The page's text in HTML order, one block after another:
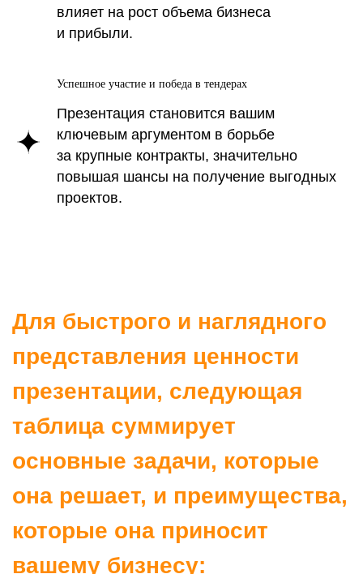
влияет на рост объема бизнеса
и прибыли.
Успешное участие и победа в тендерах
Презентация становится вашим
ключевым аргументом в борьбе
за крупные контракты, значительно
повышая шансы на получение выгодных
проектов.
мы создаем для строительной
экспертиза